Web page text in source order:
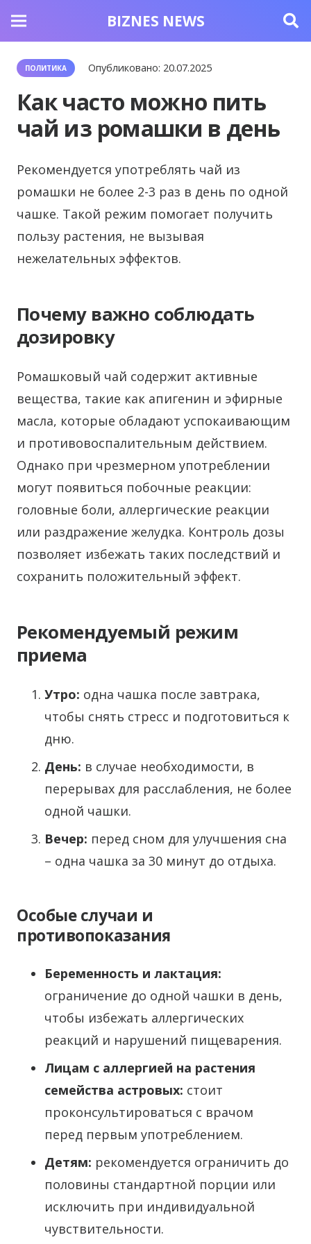
BIZNES NEWS
ПОЛИТИКА Опубликовано: 20.07.2025
Как часто можно пить
чай из ромашки в день
Рекомендуется употреблять чай из
ромашки не более 2-3 раз в день по одной
чашке. Такой режим помогает получить
пользу растения, не вызывая
нежелательных эффектов.
Почему важно соблюдать
дозировку
Ромашковый чай содержит активные
вещества, такие как апигенин и эфирные
масла, которые обладают успокаивающим
и противовоспалительным действием.
Однако при чрезмерном употреблении
могут появиться побочные реакции:
головные боли, аллергические реакции
или раздражение желудка. Контроль дозы
позволяет избежать таких последствий и
сохранить положительный эффект.
Рекомендуемый режим
приема
Утро: одна чашка после завтрака,
чтобы снять стресс и подготовиться к
дню.
День: в случае необходимости, в
перерывах для расслабления, не более
одной чашки.
Вечер: перед сном для улучшения сна
– одна чашка за 30 минут до отдыха.
Особые случаи и
противопоказания
Беременность и лактация:
ограничение до одной чашки в день,
чтобы избежать аллергических
реакций и нарушений пищеварения.
Лицам с аллергией на растения
семейства астровых: стоит
проконсультироваться с врачом
перед первым употреблением.
Детям: рекомендуется ограничить до
половины стандартной порции или
исключить при индивидуальной
чувствительности.